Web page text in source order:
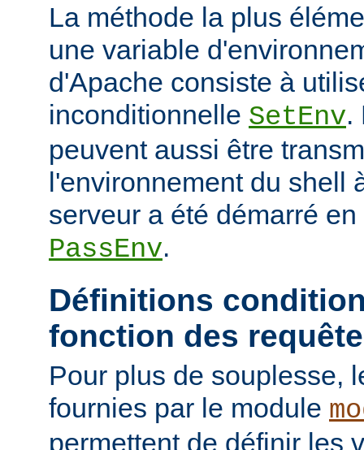
La méthode la plus
une variable
d'Apache consiste à
inconditionnelle SetEnv.
peuvent aussi être
l'environnement du shell
serveur a été démarré
PassEnv.
Définitions
fonction des
Pour plus de souplesse,
fournies par le module
permettent de définir les